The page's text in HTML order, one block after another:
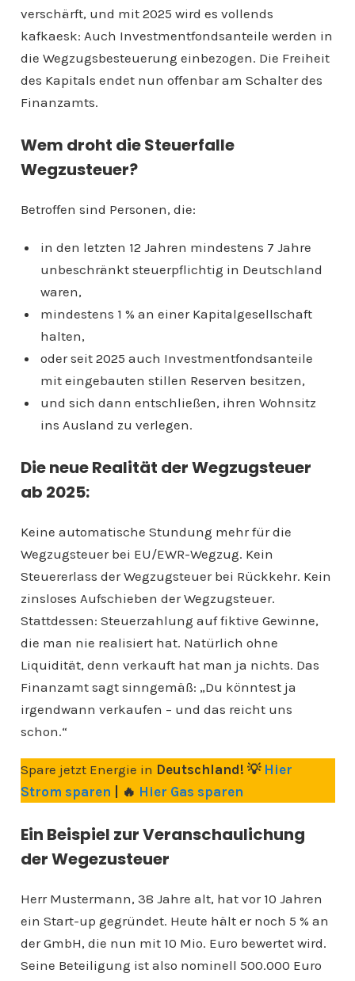
verschärft, und mit 2025 wird es vollends
kafkaesk: Auch Investmentfondsanteile werden in
die Wegzugsbesteuerung einbezogen. Die Freiheit
des Kapitals endet nun offenbar am Schalter des
Finanzamts.
Wem droht die Steuerfalle
Wegzusteuer?
Betroffen sind Personen, die:
in den letzten 12 Jahren mindestens 7 Jahre
unbeschränkt steuerpflichtig in Deutschland
waren,
mindestens 1 % an einer Kapitalgesellschaft
halten,
oder seit 2025 auch Investmentfondsanteile
mit eingebauten stillen Reserven besitzen,
und sich dann entschließen, ihren Wohnsitz
ins Ausland zu verlegen.
Die neue Realität der Wegzugsteuer
ab 2025:
Keine automatische Stundung mehr für die
Wegzugsteuer bei EU/EWR-Wegzug. Kein
Steuererlass der Wegzugsteuer bei Rückkehr. Kein
zinsloses Aufschieben der Wegzugsteuer.
Stattdessen: Steuerzahlung auf fiktive Gewinne,
die man nie realisiert hat. Natürlich ohne
Liquidität, denn verkauft hat man ja nichts. Das
Finanzamt sagt sinngemäß: „Du könntest ja
irgendwann verkaufen – und das reicht uns
schon.“
Spare jetzt Energie in Deutschland! 💡 Hier
Strom sparen | 🔥 Hier Gas sparen
Ein Beispiel zur Veranschaulichung
der Wegezusteuer
Herr Mustermann, 38 Jahre alt, hat vor 10 Jahren
ein Start-up gegründet. Heute hält er noch 5 % an
der GmbH, die nun mit 10 Mio. Euro bewertet wird.
Seine Beteiligung ist also nominell 500.000 Euro